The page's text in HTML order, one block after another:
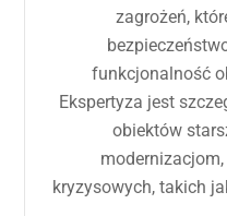
zagrożeń,
funkcjonalność
Ekspertyza jest
obiektów
kryzysowych, takich